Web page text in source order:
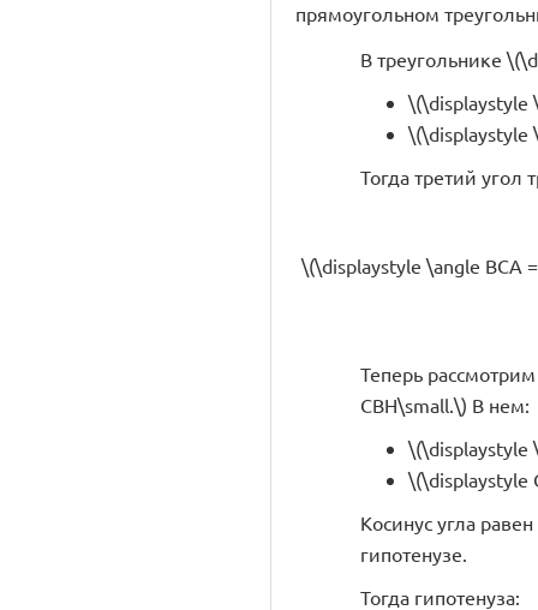
прямоугольном
В треугольнике
\(\displaystyle
\(\displaystyle
Тогда третий угол
\(\displaystyle \angle BCA
Теперь
CBH\small.\) В нем:
\(\displaystyle
\(\displaystyle
Косинус угла
гипотенузе.
Тогда гипотенуза: